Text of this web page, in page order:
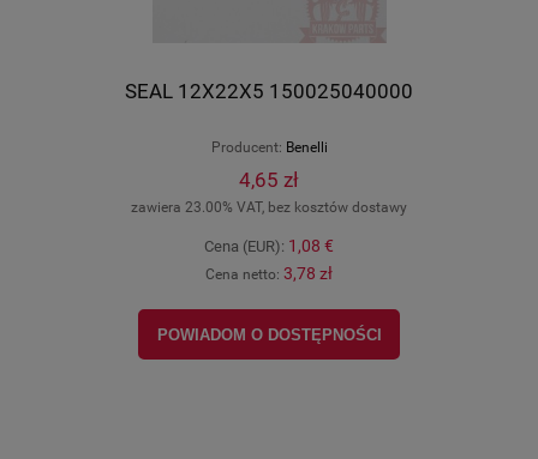
SEAL 12X22X5 150025040000
Producent: Benelli
4,65 zł
zawiera 23.00% VAT, bez kosztów dostawy
Cena (EUR): 1,08 €
Cena netto: 3,78 zł
POWIADOM O DOSTĘPNOŚCI